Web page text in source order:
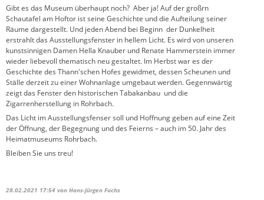
Gibt es das Museum überhaupt noch? Aber ja! Auf der großrn
Schautafel am Hoftor ist seine Geschichte und die Aufteilung seiner
Räume dargestellt. Und jeden Abend bei Beginn der Dunkelheit
erstrahlt das Ausstellungsfenster in hellem Licht. Es wird von unseren
kunstsinnigen Damen Hella Knauber und Renate Hammerstein immer
wieder liebevoll thematisch neu gestaltet. Im Herbst war es der
Geschichte des Thann'schen Hofes gewidmet, dessen Scheunen und
Ställe derzeit zu einer Wohnanlage umgebaut werden. Gegennwärtig
zeigt das Fenster den historischen Tabakanbau und die
Zigarrenherstellung in Rohrbach.
Das Licht im Ausstellungsfenser soll und Hoffnung geben auf eine Zeit
der Öffnung, der Begegnung und des Feierns – auch im 50. Jahr des
Heimatmuseums Rohrbach.
Bleiben Sie uns treu!
28.02.2021 17:54 von Hans-Jürgen Fuchs